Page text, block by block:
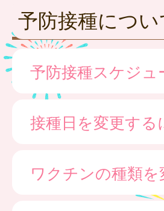
予防接種につい
予防接種スケジュ
接種日を変更する
ワクチンの種類